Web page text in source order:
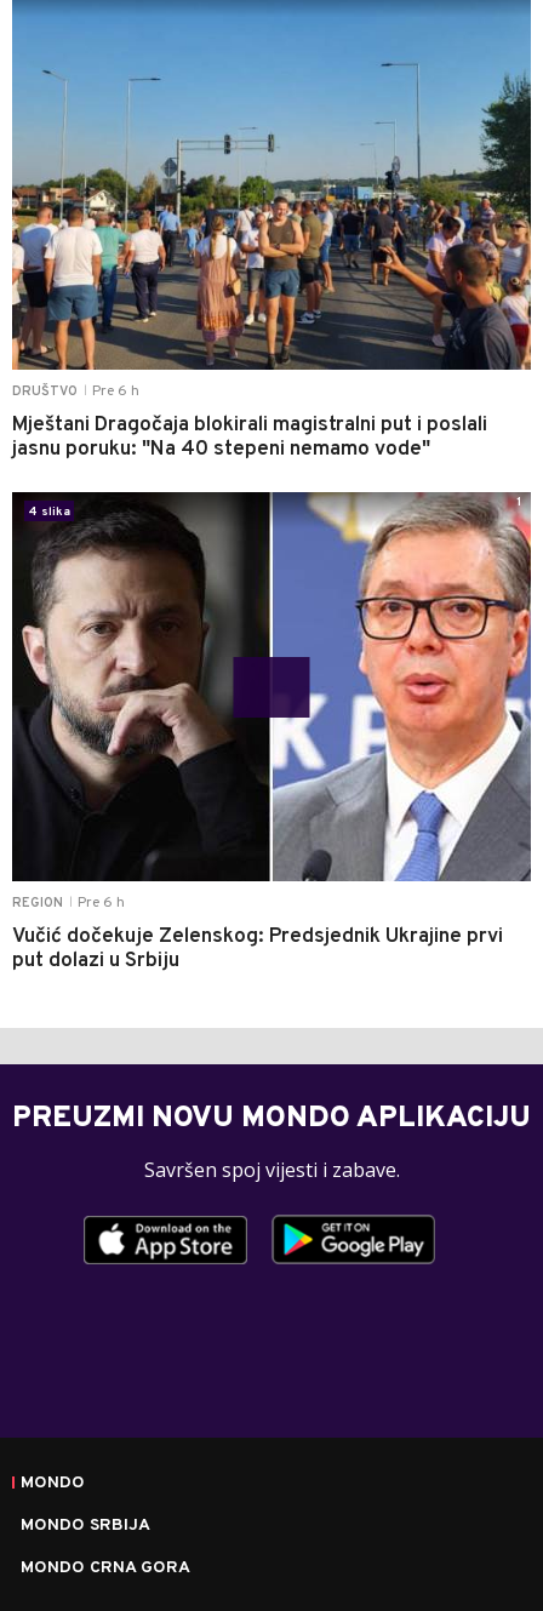
DRUŠTVO Pre 6 h
Mještani Dragočaja blokirali magistralni put i poslali
jasnu poruku: "Na 40 stepeni nemamo vode"
REGION Pre 6 h
Vučić dočekuje Zelenskog: Predsjednik Ukrajine prvi
put dolazi u Srbiju
4 slika
1
PREUZMI NOVU MONDO APLIKACIJU
Savršen spoj vijesti i zabave.
MONDO
MONDO SRBIJA
MONDO CRNA GORA